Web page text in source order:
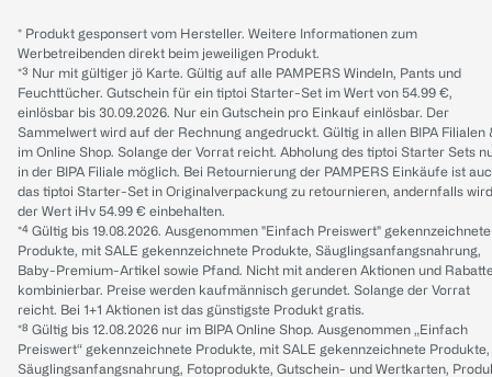
* Produkt gesponsert vom Hersteller. Weitere Informationen zum
Werbetreibenden direkt beim jeweiligen Produkt.
*³ Nur mit gültiger jö Karte. Gültig auf alle PAMPERS Windeln, Pants und
Feuchttücher. Gutschein für ein tiptoi Starter-Set im Wert von 54.99 €,
einlösbar bis 30.09.2026. Nur ein Gutschein pro Einkauf einlösbar. Der
Sammelwert wird auf der Rechnung angedruckt. Gültig in allen BIPA Filialen
im Online Shop. Solange der Vorrat reicht. Abholung des tiptoi Starter Sets
in der BIPA Filiale möglich. Bei Retournierung der PAMPERS Einkäufe ist
das tiptoi Starter-Set in Originalverpackung zu retournieren, andernfalls wird
der Wert iHv 54.99 € einbehalten.
*⁴ Gültig bis 19.08.2026. Ausgenommen "Einfach Preiswert" gekennzeichnete
Produkte, mit SALE gekennzeichnete Produkte, Säuglingsanfangsnahrung,
Baby-Premium-Artikel sowie Pfand. Nicht mit anderen Aktionen und
kombinierbar. Preise werden kaufmännisch gerundet. Solange der Vorrat
reicht. Bei 1+1 Aktionen ist das günstigste Produkt gratis.
*⁸ Gültig bis 12.08.2026 nur im BIPA Online Shop. Ausgenommen „Einfach
Preiswert“ gekennzeichnete Produkte, mit SALE gekennzeichnete Produkte,
Säuglingsanfangsnahrung, Fotoprodukte, Gutschein- und Wertkarten,